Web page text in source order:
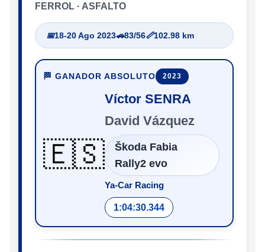
FERROL · ASFALTO
📅18-20 Ago 2023🚗83/56📏102.98 km
🏁 GANADOR ABSOLUTO 2023
🇪🇸
Víctor SENRA
David Vázquez
Škoda Fabia
Rally2 evo
Ya-Car Racing
1:04:30.344